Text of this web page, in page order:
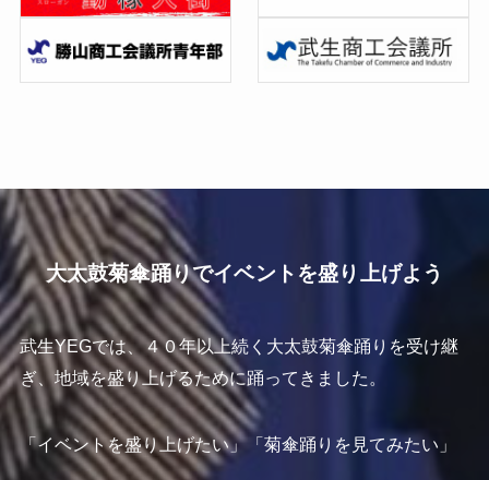
大太鼓菊傘踊りでイベントを盛り上げよう
武生YEGでは、４０年以上続く大太鼓菊傘踊りを受け継
ぎ、地域を盛り上げるために踊ってきました。
「イベントを盛り上げたい」「菊傘踊りを見てみたい」